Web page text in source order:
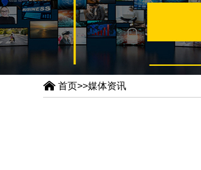
 首页>>媒体资讯